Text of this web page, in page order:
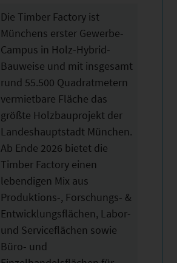
Die Timber Factory ist
Münchens erster Gewerbe-
Campus in Holz-Hybrid-
Bauweise und mit insgesamt
rund 55.500 Quadratmetern
vermietbare Fläche das
größte Holzbauprojekt der
Landeshauptstadt München.
Ab Ende 2026 bietet die
Timber Factory einen
lebendigen Mix aus
Produktions-, Forschungs- &
Entwicklungsflächen, Labor-
und Serviceflächen sowie
Büro- und